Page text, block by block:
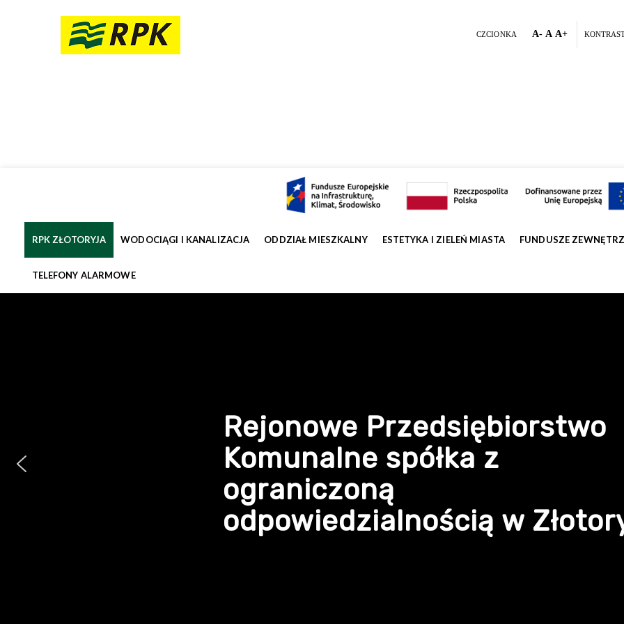
CZCIONKA A- A A+
RPK ZŁOTORYJA WODOCIĄGI I KANALIZACJA ODDZIAŁ MIESZKALNY ESTETYKA I ZIELEŃ MIASTA FUNDUSZE
TELEFONY ALARMOWE
Rejonowe Przedsiębiorstwo
Komunalne spółka z
ograniczoną
odpowiedzialnością w